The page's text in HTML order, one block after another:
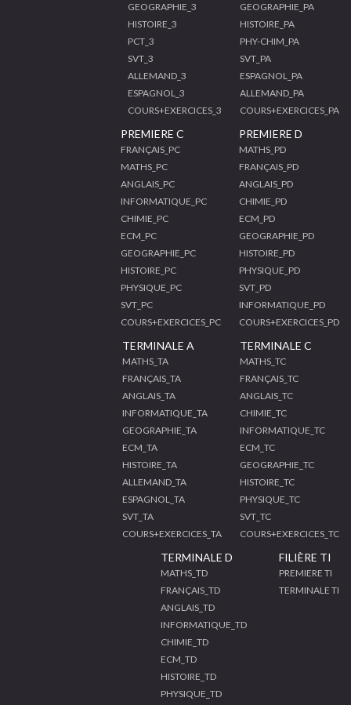
GEOGRAPHIE_3
HISTOIRE_3
PCT_3
SVT_3
ALLEMAND_3
ESPAGNOL_3
COURS+EXERCICES_3
GEOGRAPHIE_PA
HISTOIRE_PA
PHY-CHIM_PA
SVT_PA
ESPAGNOL_PA
ALLEMAND_PA
COURS+EXERCICES_PA
PREMIERE C
FRANÇAIS_PC
MATHS_PC
ANGLAIS_PC
INFORMATIQUE_PC
CHIMIE_PC
ECM_PC
GEOGRAPHIE_PC
HISTOIRE_PC
PHYSIQUE_PC
SVT_PC
COURS+EXERCICES_PC
PREMIERE D
MATHS_PD
FRANÇAIS_PD
ANGLAIS_PD
CHIMIE_PD
ECM_PD
GEOGRAPHIE_PD
HISTOIRE_PD
PHYSIQUE_PD
SVT_PD
INFORMATIQUE_PD
COURS+EXERCICES_PD
TERMINALE A
MATHS_TA
FRANÇAIS_TA
ANGLAIS_TA
INFORMATIQUE_TA
GEOGRAPHIE_TA
ECM_TA
HISTOIRE_TA
ALLEMAND_TA
ESPAGNOL_TA
SVT_TA
COURS+EXERCICES_TA
TERMINALE C
MATHS_TC
FRANÇAIS_TC
ANGLAIS_TC
CHIMIE_TC
INFORMATIQUE_TC
ECM_TC
GEOGRAPHIE_TC
HISTOIRE_TC
PHYSIQUE_TC
SVT_TC
COURS+EXERCICES_TC
TERMINALE D
MATHS_TD
FRANÇAIS_TD
ANGLAIS_TD
INFORMATIQUE_TD
CHIMIE_TD
ECM_TD
HISTOIRE_TD
PHYSIQUE_TD
FILIÈRE TI
PREMIERE TI
TERMINALE TI